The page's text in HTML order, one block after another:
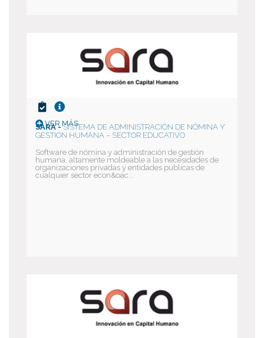
VER MÁS
SARA -SISTEMA DE ADMINISTRACIÓN DE NÓMINA Y
GESTIÓN HUMANA – SECTOR EDUCATIVO
Software de nómina y administración de gestión
humana, altamente moldeable a las necesidades de
organizaciones privadas y entidades públicas de
cualquier sector econ&oac...